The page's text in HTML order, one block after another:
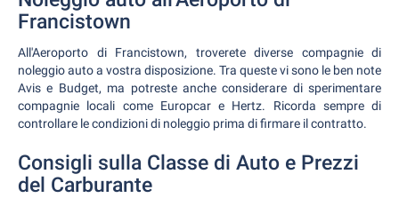
Francistown
All'Aeroporto di Francistown, troverete diverse compagnie di
noleggio auto a vostra disposizione. Tra queste vi sono le ben note
Avis e Budget, ma potreste anche considerare di sperimentare
compagnie locali come Europcar e Hertz. Ricorda sempre di
controllare le condizioni di noleggio prima di firmare il contratto.
Consigli sulla Classe di Auto e Prezzi
del Carburante